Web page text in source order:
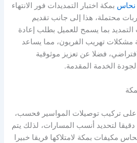
نحاس بمكة اختبار التمديدات فور الانتهاء
محتملة، هذا إلى جانب تقديم
بما يسمح للعميل بطلب إعادة
مشكلات تهريب الفريون، مما يساعد
فضلا عن تعزيز موثوقية
الخدمة المقدمة.
على تركيب توصيلات المواسير فحسب،
لتحديد أنسب المسارات، لذلك يتم
مكيفات بمكة لامتلاكها فريقا خبيرا